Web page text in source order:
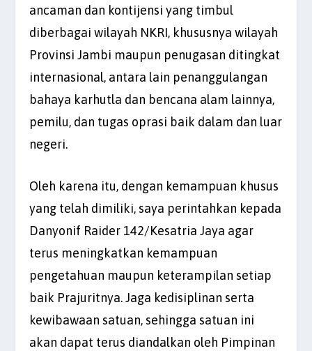
ancaman dan kontijensi yang timbul
diberbagai wilayah NKRI, khususnya wilayah
Provinsi Jambi maupun penugasan ditingkat
internasional, antara lain penanggulangan
bahaya karhutla dan bencana alam lainnya,
pemilu, dan tugas oprasi baik dalam dan luar
negeri.
Oleh karena itu, dengan kemampuan khusus
yang telah dimiliki, saya perintahkan kepada
Danyonif Raider 142/Kesatria Jaya agar
terus meningkatkan kemampuan
pengetahuan maupun keterampilan setiap
baik Prajuritnya. Jaga kedisiplinan serta
kewibawaan satuan, sehingga satuan ini
akan dapat terus diandalkan oleh Pimpinan